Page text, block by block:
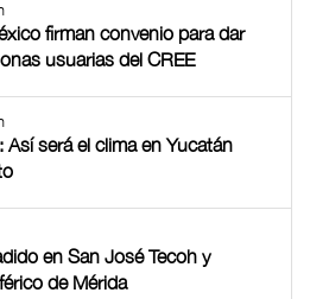
firman convenio para dar
usuarias del CREE
será el clima en Yucatán
en San José Tecoh y
de Mérida